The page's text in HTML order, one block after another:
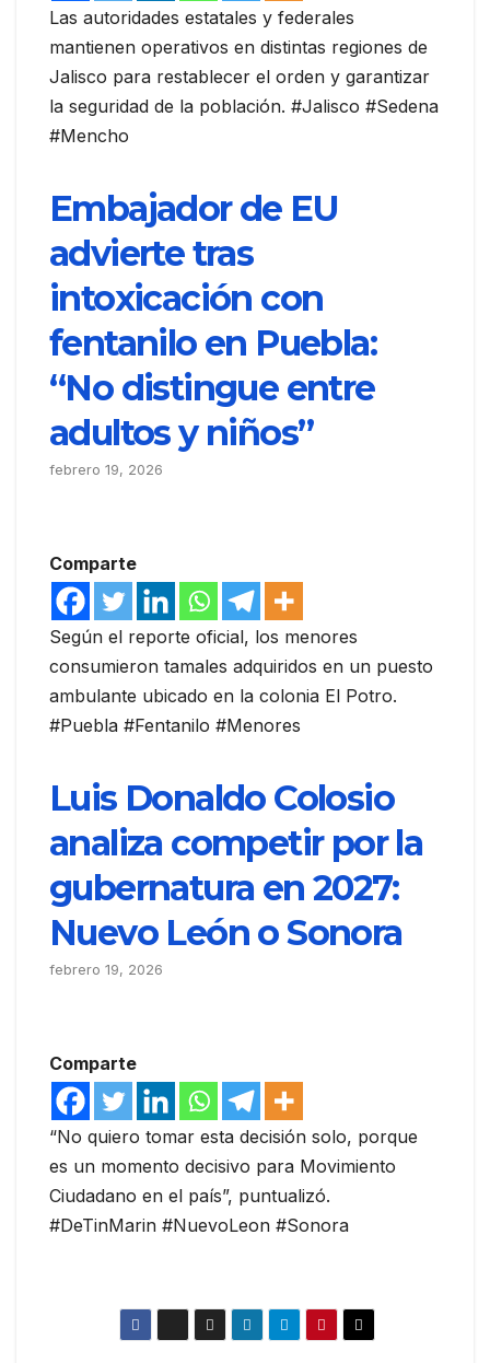
Las autoridades estatales y federales
mantienen operativos en distintas regiones de
Jalisco para restablecer el orden y garantizar
la seguridad de la población. #Jalisco #Sedena
#Mencho
Embajador de EU
advierte tras
intoxicación con
fentanilo en Puebla:
“No distingue entre
adultos y niños”
febrero 19, 2026
Comparte
Según el reporte oficial, los menores
consumieron tamales adquiridos en un puesto
ambulante ubicado en la colonia El Potro.
#Puebla #Fentanilo #Menores
Luis Donaldo Colosio
analiza competir por la
gubernatura en 2027:
Nuevo León o Sonora
febrero 19, 2026
Comparte
“No quiero tomar esta decisión solo, porque
es un momento decisivo para Movimiento
Ciudadano en el país”, puntualizó.
#DeTinMarin #NuevoLeon #Sonora